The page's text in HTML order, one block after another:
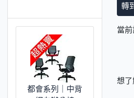
都會系列｜中背
轉
當
想